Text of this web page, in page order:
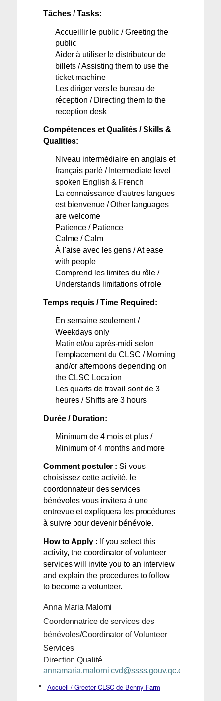
Tâches / Tasks:
Accueillir le public / Greeting the
public
Aider à utiliser le distributeur de
billets / Assisting them to use the
ticket machine
Les diriger vers
réception / Directing them to the
reception desk
Compétences et Qualités / Skills &
Qualities:
Niveau intermédiaire en anglais et
français parlé / Intermediate level
spoken English & French
La connaissance d'autres langues
est bienvenue / Other languages
are welcome
Patience / Patience
Calme / Calm
À l'aise avec les gens / At ease
with people
Comprend les limites du rôle /
Understands limitations of role
Temps requis / Time Required:
En semaine seulement /
Weekdays only
Matin et/ou après-midi selon
l'emplacement du CLSC / Morning
and/or afternoons depending on
the CLSC Location
Les quarts de travail sont
heures / Shifts are 3 hours
Durée / Duration:
Minimum de 4 mois et plus /
Minimum of 4 months and more
Comment postuler : Si vous
choisissez cette activité, le
coordonnateur des services
bénévoles vous invitera à une
entrevue et expliquera les procédures
à suivre pour devenir bénévole.
How to Apply : If you select this
activity, the coordinator of volunteer
services will invite you to an interview
and explain the procedures to follow
to become a volunteer.
Anna Maria Malorni
Coordonnatrice de services des
bénévoles/Coordinator of Volunteer
Services
Direction Qualité
annamaria.malorni.cvd@ssss.gouv.qc.ca
Accueil / Greeter CLSC de Benny Farm